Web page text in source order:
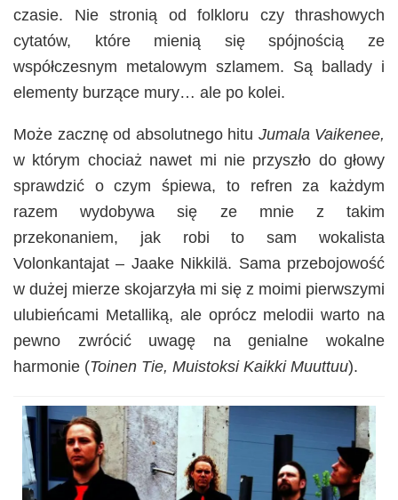
czasie. Nie stronią od folkloru czy thrashowych
cytatów, które mienią się spójnością ze
współczesnym metalowym szlamem. Są ballady i
elementy burzące mury… ale po kolei.
Może zacznę od absolutnego hitu Jumala Vaikenee,
w którym chociaż nawet mi nie przyszło do głowy
sprawdzić o czym śpiewa, to refren za każdym
razem wydobywa się ze mnie z takim
przekonaniem, jak robi to sam wokalista
Volonkantajat – Jaake Nikkilä. Sama przebojowość
w dużej mierze skojarzyła mi się z moimi pierwszymi
ulubieńcami Metalliką, ale oprócz melodii warto na
pewno zwrócić uwagę na genialne wokalne
harmonie (Toinen Tie, Muistoksi Kaikki Muuttuu).